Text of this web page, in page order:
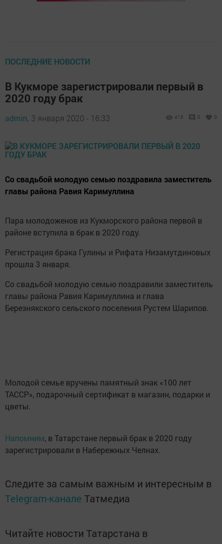
ПОСЛЕДНИЕ НОВОСТИ
В Кукморе зарегистрировали первый в
2020 году брак
admin, 3 января 2020 - 16:33 413 0 0
Со свадьбой молодую семью поздравила заместитель
главы района Равия Каримуллина
Пара молодоженов из Кукморского района первой в
районе вступила в брак в 2020 году.
Регистрация брака Гулины и Рифата Низамутдиновых
прошла 3 января.
Со свадьбой молодую семью поздравили заместитель
главы района Равия Каримуллина и глава
Березнякского сельского поселения Рустем Шарипов.
Молодой семье вручены памятный знак «100 лет
ТАССР», подарочный сертификат в магазин, подарки и
цветы.
Напомним, в Татарстане первый брак в 2020 году
зарегистрировали в Набережных Челнах.
Следите за самым важным и интересным в
Telegram-канале Татмедиа
Читайте новости Татарстана в